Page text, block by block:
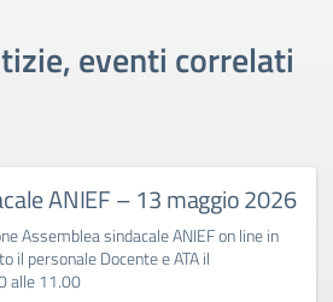
eventi correlati
ANIEF – 13 maggio 2026
Assemblea sindacale ANIEF on line in
il personale Docente e ATA il
alle 11.00